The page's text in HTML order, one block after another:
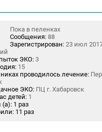
Пока в пеленках
Сообщения: 88
Зарегистрирован: 23 июл
ЭКО: 3
15
проводилось лечение:
ЭКО: ПЦ г. Хабаровск
детей: 1
(а): 1 раз
11 раз